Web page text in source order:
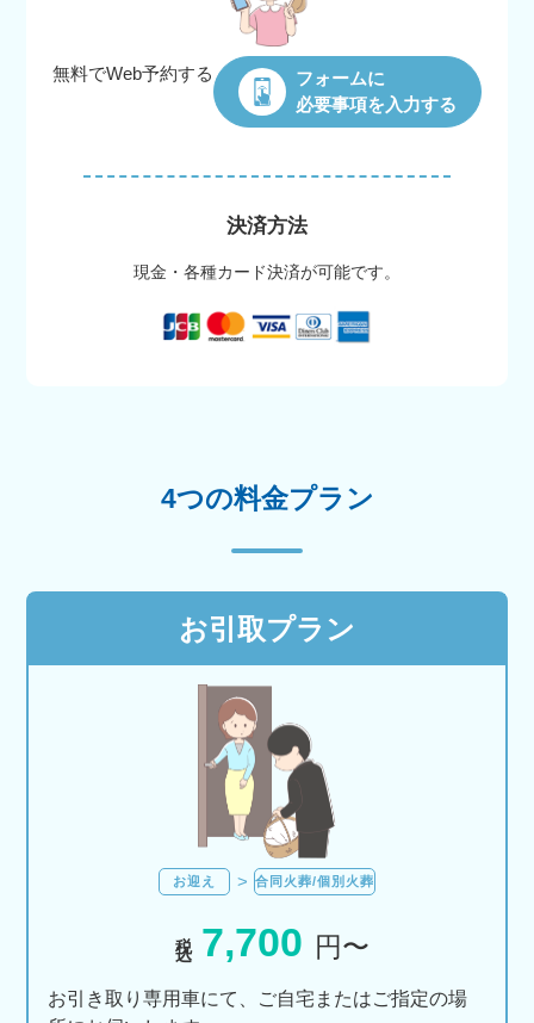
無料でWeb予約する
フォームに
必要事項を入力する
決済方法
現金・各種カード決済が可能です。
4つの料金プラン
お引取プラン
お迎え 合同火葬/個別火葬
7,700 円〜
お引き取り専用車にて、ご自宅またはご指定の場